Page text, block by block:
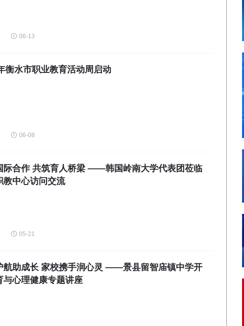
06-13
衡水市职业教育活动周启动
06-08
际合作 共筑育人桥梁 ——韩国岭南大学代表团莅临
教中心访问交流
05-21
航助成长 家校携手润心灵 ——景县留智庙镇中学开
与心理健康专题讲座